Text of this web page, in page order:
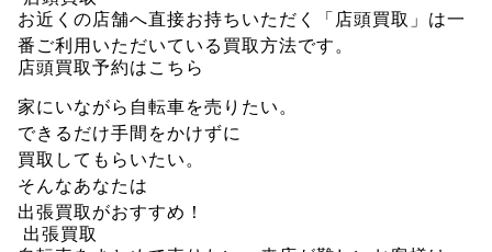
お近くの店舗へ直接お持ちいただく「店頭買取」は一
番ご利用いただいている買取方法です。
店頭買取予約はこちら
家にいながら自転車を売りたい。
できるだけ手間をかけずに
買取してもらいたい。
そんなあなたは
出張買取 がおすすめ！
出張買取